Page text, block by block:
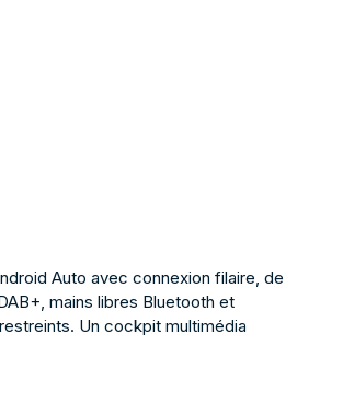
Auto avec connexion filaire, de
mains libres Bluetooth et
Un cockpit multimédia